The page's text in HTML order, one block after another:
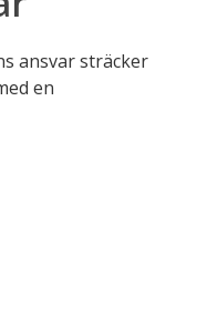
som
försvaga
av